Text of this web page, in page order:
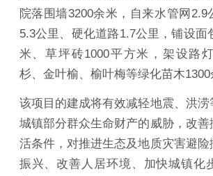
院落围墙3200余米，自来水管网2.9
5.3公里、硬化道路1.7公里，铺设面
米、草坪砖1000平方米，架设路
杉、金叶榆、榆叶梅等绿化苗木1300
该项目的建成将有效减轻地震、洪涝
城镇部分群众生命财产的威胁，改善
活条件，对推进生态及地质灾害避
振兴、改善人居环境、加快城镇化